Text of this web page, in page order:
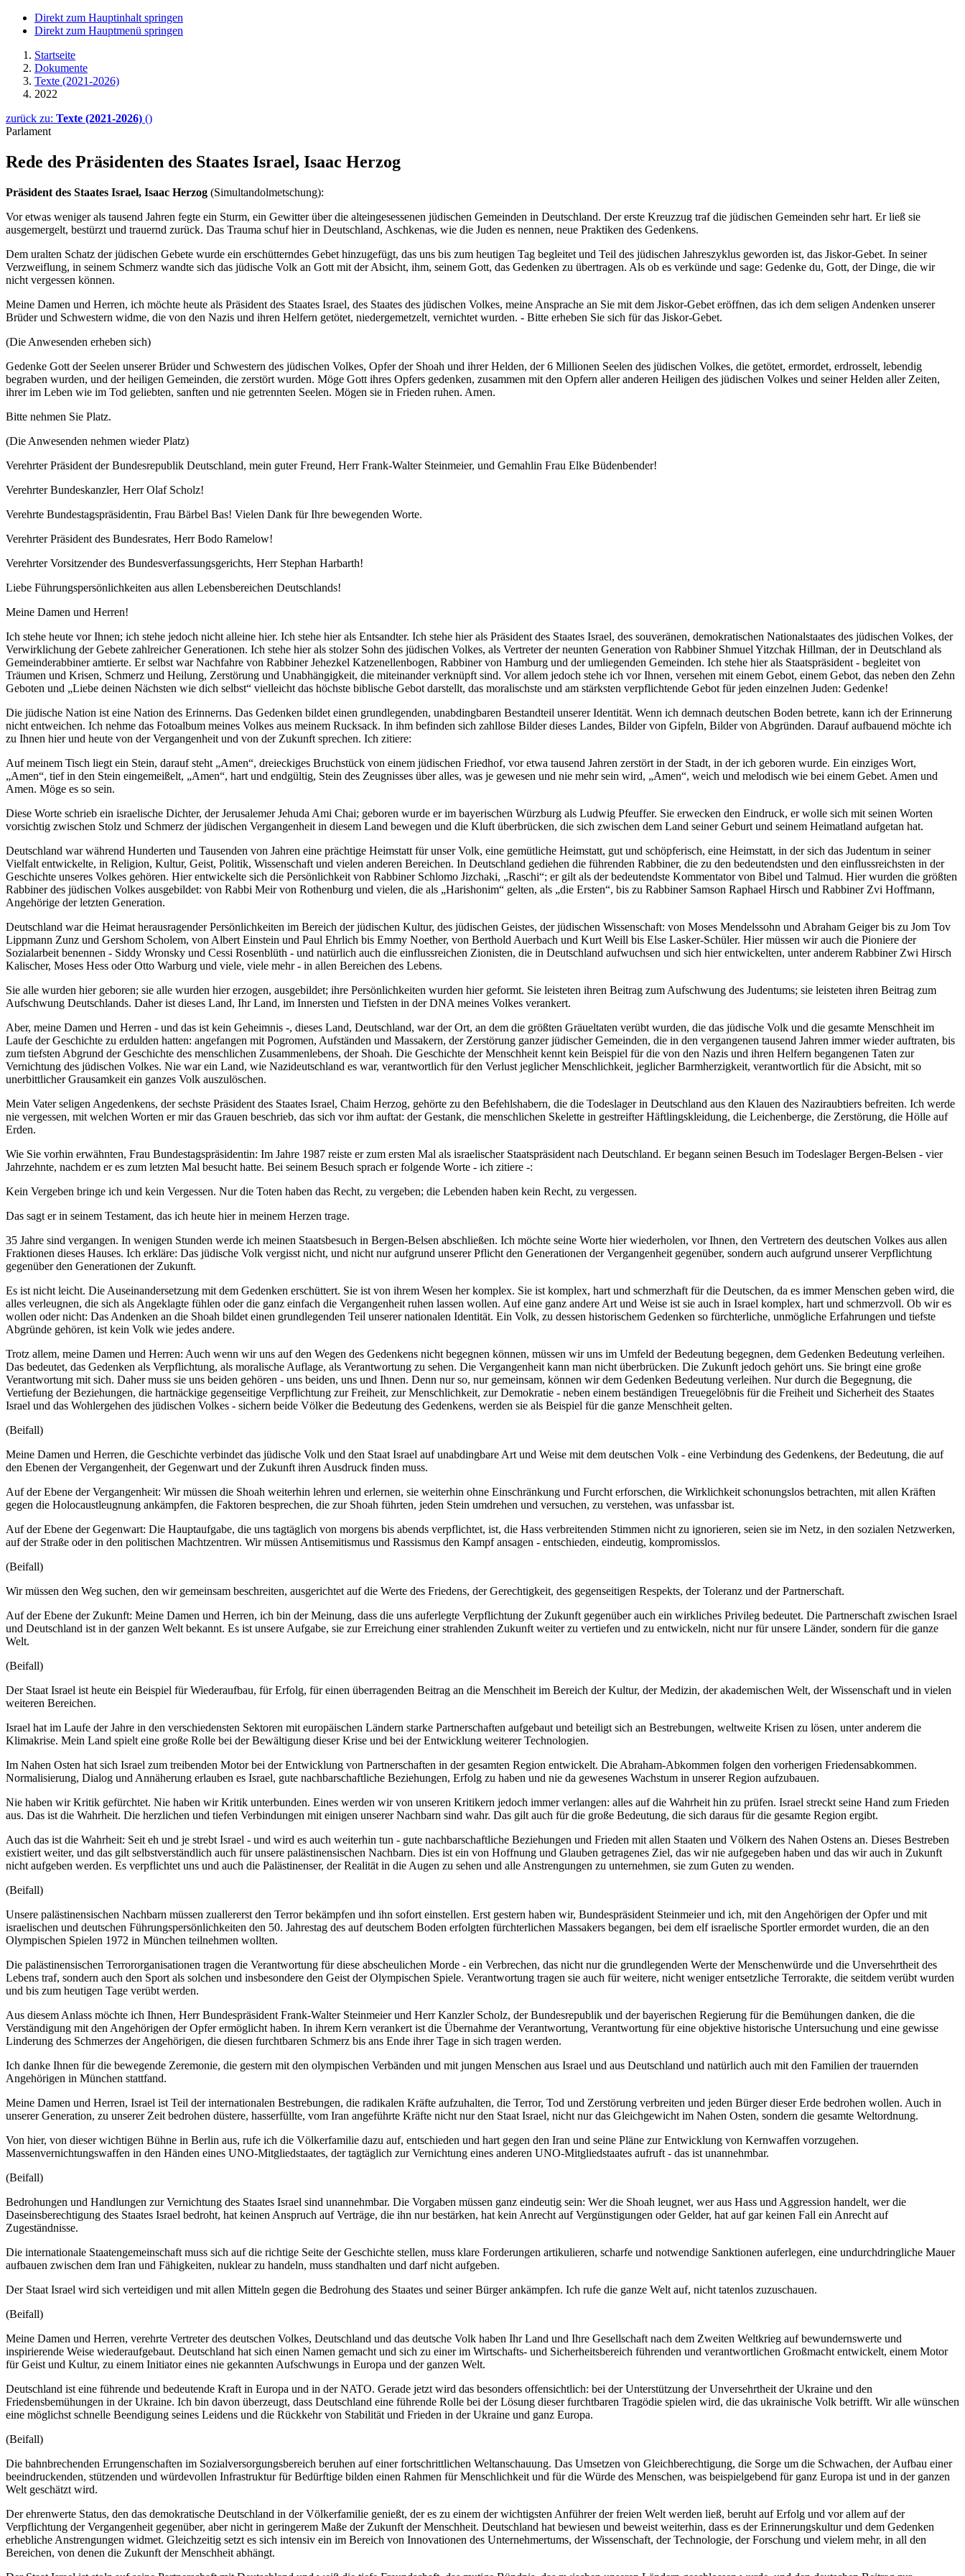
Direkt zum Hauptinhalt springen
Direkt zum Hauptmenü springen
Startseite
Dokumente
Texte (2021-2026)
2022
zurück zu: Texte (2021-2026) ()
Parlament
Rede des Präsidenten des Staates Israel, Isaac Herzog
Präsident des Staates Israel, Isaac Herzog (Simultandolmetschung):
Vor etwas weniger als tausend Jahren fegte ein Sturm, ein Gewitter über die alteingesessenen jüdischen Gemeinden in Deutschland. Der erste Kreuzzug traf die jüdischen Gemeinden sehr hart. Er ließ sie
ausgemergelt, bestürzt und trauernd zurück. Das Trauma schuf hier in Deutschland, Aschkenas, wie die Juden es nennen, neue Praktiken des Gedenkens.
Dem uralten Schatz der jüdischen Gebete wurde ein erschütterndes Gebet hinzugefügt, das uns bis zum heutigen Tag begleitet und Teil des jüdischen Jahreszyklus geworden ist, das Jiskor-Gebet. In seiner
Verzweiflung, in seinem Schmerz wandte sich das jüdische Volk an Gott mit der Absicht, ihm, seinem Gott, das Gedenken zu übertragen. Als ob es verkünde und sage: Gedenke du, Gott, der Dinge, die wir
nicht vergessen können.
Meine Damen und Herren, ich möchte heute als Präsident des Staates Israel, des Staates des jüdischen Volkes, meine Ansprache an Sie mit dem Jiskor-Gebet eröffnen, das ich dem seligen Andenken unserer
Brüder und Schwestern widme, die von den Nazis und ihren Helfern getötet, niedergemetzelt, vernichtet wurden. - Bitte erheben Sie sich für das Jiskor-Gebet.
(Die Anwesenden erheben sich)
Gedenke Gott der Seelen unserer Brüder und Schwestern des jüdischen Volkes, Opfer der Shoah und ihrer Helden, der 6 Millionen Seelen des jüdischen Volkes, die getötet, ermordet, erdrosselt, lebendig
begraben wurden, und der heiligen Gemeinden, die zerstört wurden. Möge Gott ihres Opfers gedenken, zusammen mit den Opfern aller anderen Heiligen des jüdischen Volkes und seiner Helden aller Zeiten,
ihrer im Leben wie im Tod geliebten, sanften und nie getrennten Seelen. Mögen sie in Frieden ruhen. Amen.
Bitte nehmen Sie Platz.
(Die Anwesenden nehmen wieder Platz)
Verehrter Präsident der Bundesrepublik Deutschland, mein guter Freund, Herr Frank-Walter Steinmeier, und Gemahlin Frau Elke Büdenbender!
Verehrter Bundeskanzler, Herr Olaf Scholz!
Verehrte Bundestagspräsidentin, Frau Bärbel Bas! Vielen Dank für Ihre bewegenden Worte.
Verehrter Präsident des Bundesrates, Herr Bodo Ramelow!
Verehrter Vorsitzender des Bundesverfassungsgerichts, Herr Stephan Harbarth!
Liebe Führungspersönlichkeiten aus allen Lebensbereichen Deutschlands!
Meine Damen und Herren!
Ich stehe heute vor Ihnen; ich stehe jedoch nicht alleine hier. Ich stehe hier als Entsandter. Ich stehe hier als Präsident des Staates Israel, des souveränen, demokratischen Nationalstaates des jüdischen Volkes, der
Verwirklichung der Gebete zahlreicher Generationen. Ich stehe hier als stolzer Sohn des jüdischen Volkes, als Vertreter der neunten Generation von Rabbiner Shmuel Yitzchak Hillman, der in Deutschland als
Gemeinderabbiner amtierte. Er selbst war Nachfahre von Rabbiner Jehezkel Katzenellenbogen, Rabbiner von Hamburg und der umliegenden Gemeinden. Ich stehe hier als Staatspräsident - begleitet von
Träumen und Krisen, Schmerz und Heilung, Zerstörung und Unabhängigkeit, die miteinander verknüpft sind. Vor allem jedoch stehe ich vor Ihnen, versehen mit einem Gebot, einem Gebot, das neben den Zehn
Geboten und „Liebe deinen Nächsten wie dich selbst“ vielleicht das höchste biblische Gebot darstellt, das moralischste und am stärksten verpflichtende Gebot für jeden einzelnen Juden: Gedenke!
Die jüdische Nation ist eine Nation des Erinnerns. Das Gedenken bildet einen grundlegenden, unabdingbaren Bestandteil unserer Identität. Wenn ich demnach deutschen Boden betrete, kann ich der Erinnerung
nicht entweichen. Ich nehme das Fotoalbum meines Volkes aus meinem Rucksack. In ihm befinden sich zahllose Bilder dieses Landes, Bilder von Gipfeln, Bilder von Abgründen. Darauf aufbauend möchte ich
zu Ihnen hier und heute von der Vergangenheit und von der Zukunft sprechen. Ich zitiere:
Auf meinem Tisch liegt ein Stein, darauf steht „Amen“, dreieckiges Bruchstück von einem jüdischen Friedhof, vor etwa tausend Jahren zerstört in der Stadt, in der ich geboren wurde. Ein einziges Wort,
„Amen“, tief in den Stein eingemeißelt, „Amen“, hart und endgültig, Stein des Zeugnisses über alles, was je gewesen und nie mehr sein wird, „Amen“, weich und melodisch wie bei einem Gebet. Amen und
Amen. Möge es so sein.
Diese Worte schrieb ein israelische Dichter, der Jerusalemer Jehuda Ami Chai; geboren wurde er im bayerischen Würzburg als Ludwig Pfeuffer. Sie erwecken den Eindruck, er wolle sich mit seinen Worten
vorsichtig zwischen Stolz und Schmerz der jüdischen Vergangenheit in diesem Land bewegen und die Kluft überbrücken, die sich zwischen dem Land seiner Geburt und seinem Heimatland aufgetan hat.
Deutschland war während Hunderten und Tausenden von Jahren eine prächtige Heimstatt für unser Volk, eine gemütliche Heimstatt, gut und schöpferisch, eine Heimstatt, in der sich das Judentum in seiner
Vielfalt entwickelte, in Religion, Kultur, Geist, Politik, Wissenschaft und vielen anderen Bereichen. In Deutschland gediehen die führenden Rabbiner, die zu den bedeutendsten und den einflussreichsten in der
Geschichte unseres Volkes gehören. Hier entwickelte sich die Persönlichkeit von Rabbiner Schlomo Jizchaki, „Raschi“; er gilt als der bedeutendste Kommentator von Bibel und Talmud. Hier wurden die größten
Rabbiner des jüdischen Volkes ausgebildet: von Rabbi Meir von Rothenburg und vielen, die als „Harishonim“ gelten, als „die Ersten“, bis zu Rabbiner Samson Raphael Hirsch und Rabbiner Zvi Hoffmann,
Angehörige der letzten Generation.
Deutschland war die Heimat herausragender Persönlichkeiten im Bereich der jüdischen Kultur, des jüdischen Geistes, der jüdischen Wissenschaft: von Moses Mendelssohn und Abraham Geiger bis zu Jom Tov
Lippmann Zunz und Gershom Scholem, von Albert Einstein und Paul Ehrlich bis Emmy Noether, von Berthold Auerbach und Kurt Weill bis Else Lasker-Schüler. Hier müssen wir auch die Pioniere der
Sozialarbeit benennen - Siddy Wronsky und Cessi Rosenblüth - und natürlich auch die einflussreichen Zionisten, die in Deutschland aufwuchsen und sich hier entwickelten, unter anderem Rabbiner Zwi Hirsch
Kalischer, Moses Hess oder Otto Warburg und viele, viele mehr - in allen Bereichen des Lebens.
Sie alle wurden hier geboren; sie alle wurden hier erzogen, ausgebildet; ihre Persönlichkeiten wurden hier geformt. Sie leisteten ihren Beitrag zum Aufschwung des Judentums; sie leisteten ihren Beitrag zum
Aufschwung Deutschlands. Daher ist dieses Land, Ihr Land, im Innersten und Tiefsten in der DNA meines Volkes verankert.
Aber, meine Damen und Herren - und das ist kein Geheimnis -, dieses Land, Deutschland, war der Ort, an dem die größten Gräueltaten verübt wurden, die das jüdische Volk und die gesamte Menschheit im
Laufe der Geschichte zu erdulden hatten: angefangen mit Pogromen, Aufständen und Massakern, der Zerstörung ganzer jüdischer Gemeinden, die in den vergangenen tausend Jahren immer wieder auftraten, bis
zum tiefsten Abgrund der Geschichte des menschlichen Zusammenlebens, der Shoah. Die Geschichte der Menschheit kennt kein Beispiel für die von den Nazis und ihren Helfern begangenen Taten zur
Vernichtung des jüdischen Volkes. Nie war ein Land, wie Nazideutschland es war, verantwortlich für den Verlust jeglicher Menschlichkeit, jeglicher Barmherzigkeit, verantwortlich für die Absicht, mit so
unerbittlicher Grausamkeit ein ganzes Volk auszulöschen.
Mein Vater seligen Angedenkens, der sechste Präsident des Staates Israel, Chaim Herzog, gehörte zu den Befehlshabern, die die Todeslager in Deutschland aus den Klauen des Naziraubtiers befreiten. Ich werde
nie vergessen, mit welchen Worten er mir das Grauen beschrieb, das sich vor ihm auftat: der Gestank, die menschlichen Skelette in gestreifter Häftlingskleidung, die Leichenberge, die Zerstörung, die Hölle auf
Erden.
Wie Sie vorhin erwähnten, Frau Bundestagspräsidentin: Im Jahre 1987 reiste er zum ersten Mal als israelischer Staatspräsident nach Deutschland. Er begann seinen Besuch im Todeslager Bergen-Belsen - vier
Jahrzehnte, nachdem er es zum letzten Mal besucht hatte. Bei seinem Besuch sprach er folgende Worte - ich zitiere -:
Kein Vergeben bringe ich und kein Vergessen. Nur die Toten haben das Recht, zu vergeben; die Lebenden haben kein Recht, zu vergessen.
Das sagt er in seinem Testament, das ich heute hier in meinem Herzen trage.
35 Jahre sind vergangen. In wenigen Stunden werde ich meinen Staatsbesuch in Bergen-Belsen abschließen. Ich möchte seine Worte hier wiederholen, vor Ihnen, den Vertretern des deutschen Volkes aus allen
Fraktionen dieses Hauses. Ich erkläre: Das jüdische Volk vergisst nicht, und nicht nur aufgrund unserer Pflicht den Generationen der Vergangenheit gegenüber, sondern auch aufgrund unserer Verpflichtung
gegenüber den Generationen der Zukunft.
Es ist nicht leicht. Die Auseinandersetzung mit dem Gedenken erschüttert. Sie ist von ihrem Wesen her komplex. Sie ist komplex, hart und schmerzhaft für die Deutschen, da es immer Menschen geben wird, die
alles verleugnen, die sich als Angeklagte fühlen oder die ganz einfach die Vergangenheit ruhen lassen wollen. Auf eine ganz andere Art und Weise ist sie auch in Israel komplex, hart und schmerzvoll. Ob wir es
wollen oder nicht: Das Andenken an die Shoah bildet einen grundlegenden Teil unserer nationalen Identität. Ein Volk, zu dessen historischem Gedenken so fürchterliche, unmögliche Erfahrungen und tiefste
Abgründe gehören, ist kein Volk wie jedes andere.
Trotz allem, meine Damen und Herren: Auch wenn wir uns auf den Wegen des Gedenkens nicht begegnen können, müssen wir uns im Umfeld der Bedeutung begegnen, dem Gedenken Bedeutung verleihen.
Das bedeutet, das Gedenken als Verpflichtung, als moralische Auflage, als Verantwortung zu sehen. Die Vergangenheit kann man nicht überbrücken. Die Zukunft jedoch gehört uns. Sie bringt eine große
Verantwortung mit sich. Daher muss sie uns beiden gehören - uns beiden, uns und Ihnen. Denn nur so, nur gemeinsam, können wir dem Gedenken Bedeutung verleihen. Nur durch die Begegnung, die
Vertiefung der Beziehungen, die hartnäckige gegenseitige Verpflichtung zur Freiheit, zur Menschlichkeit, zur Demokratie - neben einem beständigen Treuegelöbnis für die Freiheit und Sicherheit des Staates
Israel und das Wohlergehen des jüdischen Volkes - sichern beide Völker die Bedeutung des Gedenkens, werden sie als Beispiel für die ganze Menschheit gelten.
(Beifall)
Meine Damen und Herren, die Geschichte verbindet das jüdische Volk und den Staat Israel auf unabdingbare Art und Weise mit dem deutschen Volk - eine Verbindung des Gedenkens, der Bedeutung, die auf
den Ebenen der Vergangenheit, der Gegenwart und der Zukunft ihren Ausdruck finden muss.
Auf der Ebene der Vergangenheit: Wir müssen die Shoah weiterhin lehren und erlernen, sie weiterhin ohne Einschränkung und Furcht erforschen, die Wirklichkeit schonungslos betrachten, mit allen Kräften
gegen die Holocaustleugnung ankämpfen, die Faktoren besprechen, die zur Shoah führten, jeden Stein umdrehen und versuchen, zu verstehen, was unfassbar ist.
Auf der Ebene der Gegenwart: Die Hauptaufgabe, die uns tagtäglich von morgens bis abends verpflichtet, ist, die Hass verbreitenden Stimmen nicht zu ignorieren, seien sie im Netz, in den sozialen Netzwerken,
auf der Straße oder in den politischen Machtzentren. Wir müssen Antisemitismus und Rassismus den Kampf ansagen - entschieden, eindeutig, kompromisslos.
(Beifall)
Wir müssen den Weg suchen, den wir gemeinsam beschreiten, ausgerichtet auf die Werte des Friedens, der Gerechtigkeit, des gegenseitigen Respekts, der Toleranz und der Partnerschaft.
Auf der Ebene der Zukunft: Meine Damen und Herren, ich bin der Meinung, dass die uns auferlegte Verpflichtung der Zukunft gegenüber auch ein wirkliches Privileg bedeutet. Die Partnerschaft zwischen Israel
und Deutschland ist in der ganzen Welt bekannt. Es ist unsere Aufgabe, sie zur Erreichung einer strahlenden Zukunft weiter zu vertiefen und zu entwickeln, nicht nur für unsere Länder, sondern für die ganze
Welt.
(Beifall)
Der Staat Israel ist heute ein Beispiel für Wiederaufbau, für Erfolg, für einen überragenden Beitrag an die Menschheit im Bereich der Kultur, der Medizin, der akademischen Welt, der Wissenschaft und in vielen
weiteren Bereichen.
Israel hat im Laufe der Jahre in den verschiedensten Sektoren mit europäischen Ländern starke Partnerschaften aufgebaut und beteiligt sich an Bestrebungen, weltweite Krisen zu lösen, unter anderem die
Klimakrise. Mein Land spielt eine große Rolle bei der Bewältigung dieser Krise und bei der Entwicklung weiterer Technologien.
Im Nahen Osten hat sich Israel zum treibenden Motor bei der Entwicklung von Partnerschaften in der gesamten Region entwickelt. Die Abraham-Abkommen folgen den vorherigen Friedensabkommen.
Normalisierung, Dialog und Annäherung erlauben es Israel, gute nachbarschaftliche Beziehungen, Erfolg zu haben und nie da gewesenes Wachstum in unserer Region aufzubauen.
Nie haben wir Kritik gefürchtet. Nie haben wir Kritik unterbunden. Eines werden wir von unseren Kritikern jedoch immer verlangen: alles auf die Wahrheit hin zu prüfen. Israel streckt seine Hand zum Frieden
aus. Das ist die Wahrheit. Die herzlichen und tiefen Verbindungen mit einigen unserer Nachbarn sind wahr. Das gilt auch für die große Bedeutung, die sich daraus für die gesamte Region ergibt.
Auch das ist die Wahrheit: Seit eh und je strebt Israel - und wird es auch weiterhin tun - gute nachbarschaftliche Beziehungen und Frieden mit allen Staaten und Völkern des Nahen Ostens an. Dieses Bestreben
existiert weiter, und das gilt selbstverständlich auch für unsere palästinensischen Nachbarn. Dies ist ein von Hoffnung und Glauben getragenes Ziel, das wir nie aufgegeben haben und das wir auch in Zukunft
nicht aufgeben werden. Es verpflichtet uns und auch die Palästinenser, der Realität in die Augen zu sehen und alle Anstrengungen zu unternehmen, sie zum Guten zu wenden.
(Beifall)
Unsere palästinensischen Nachbarn müssen zuallererst den Terror bekämpfen und ihn sofort einstellen. Erst gestern haben wir, Bundespräsident Steinmeier und ich, mit den Angehörigen der Opfer und mit
israelischen und deutschen Führungspersönlichkeiten den 50. Jahrestag des auf deutschem Boden erfolgten fürchterlichen Massakers begangen, bei dem elf israelische Sportler ermordet wurden, die an den
Olympischen Spielen 1972 in München teilnehmen wollten.
Die palästinensischen Terrororganisationen tragen die Verantwortung für diese abscheulichen Morde - ein Verbrechen, das nicht nur die grundlegenden Werte der Menschenwürde und die Unversehrtheit des
Lebens traf, sondern auch den Sport als solchen und insbesondere den Geist der Olympischen Spiele. Verantwortung tragen sie auch für weitere, nicht weniger entsetzliche Terrorakte, die seitdem verübt wurden
und bis zum heutigen Tage verübt werden.
Aus diesem Anlass möchte ich Ihnen, Herr Bundespräsident Frank-Walter Steinmeier und Herr Kanzler Scholz, der Bundesrepublik und der bayerischen Regierung für die Bemühungen danken, die die
Verständigung mit den Angehörigen der Opfer ermöglicht haben. In ihrem Kern verankert ist die Übernahme der Verantwortung, Verantwortung für eine objektive historische Untersuchung und eine gewisse
Linderung des Schmerzes der Angehörigen, die diesen furchtbaren Schmerz bis ans Ende ihrer Tage in sich tragen werden.
Ich danke Ihnen für die bewegende Zeremonie, die gestern mit den olympischen Verbänden und mit jungen Menschen aus Israel und aus Deutschland und natürlich auch mit den Familien der trauernden
Angehörigen in München stattfand.
Meine Damen und Herren, Israel ist Teil der internationalen Bestrebungen, die radikalen Kräfte aufzuhalten, die Terror, Tod und Zerstörung verbreiten und jeden Bürger dieser Erde bedrohen wollen. Auch in
unserer Generation, zu unserer Zeit bedrohen düstere, hasserfüllte, vom Iran angeführte Kräfte nicht nur den Staat Israel, nicht nur das Gleichgewicht im Nahen Osten, sondern die gesamte Weltordnung.
Von hier, von dieser wichtigen Bühne in Berlin aus, rufe ich die Völkerfamilie dazu auf, entschieden und hart gegen den Iran und seine Pläne zur Entwicklung von Kernwaffen vorzugehen.
Massenvernichtungswaffen in den Händen eines UNO-Mitgliedstaates, der tagtäglich zur Vernichtung eines anderen UNO-Mitgliedstaates aufruft - das ist unannehmbar.
(Beifall)
Bedrohungen und Handlungen zur Vernichtung des Staates Israel sind unannehmbar. Die Vorgaben müssen ganz eindeutig sein: Wer die Shoah leugnet, wer aus Hass und Aggression handelt, wer die
Daseinsberechtigung des Staates Israel bedroht, hat keinen Anspruch auf Verträge, die ihn nur bestärken, hat kein Anrecht auf Vergünstigungen oder Gelder, hat auf gar keinen Fall ein Anrecht auf
Zugeständnisse.
Die internationale Staatengemeinschaft muss sich auf die richtige Seite der Geschichte stellen, muss klare Forderungen artikulieren, scharfe und notwendige Sanktionen auferlegen, eine undurchdringliche Mauer
aufbauen zwischen dem Iran und Fähigkeiten, nuklear zu handeln, muss standhalten und darf nicht aufgeben.
Der Staat Israel wird sich verteidigen und mit allen Mitteln gegen die Bedrohung des Staates und seiner Bürger ankämpfen. Ich rufe die ganze Welt auf, nicht tatenlos zuzuschauen.
(Beifall)
Meine Damen und Herren, verehrte Vertreter des deutschen Volkes, Deutschland und das deutsche Volk haben Ihr Land und Ihre Gesellschaft nach dem Zweiten Weltkrieg auf bewundernswerte und
inspirierende Weise wiederaufgebaut. Deutschland hat sich einen Namen gemacht und sich zu einer im Wirtschafts- und Sicherheitsbereich führenden und verantwortlichen Großmacht entwickelt, einem Motor
für Geist und Kultur, zu einem Initiator eines nie gekannten Aufschwungs in Europa und der ganzen Welt.
Deutschland ist eine führende und bedeutende Kraft in Europa und in der NATO. Gerade jetzt wird das besonders offensichtlich: bei der Unterstützung der Unversehrtheit der Ukraine und den
Friedensbemühungen in der Ukraine. Ich bin davon überzeugt, dass Deutschland eine führende Rolle bei der Lösung dieser furchtbaren Tragödie spielen wird, die das ukrainische Volk betrifft. Wir alle wünschen
eine möglichst schnelle Beendigung seines Leidens und die Rückkehr von Stabilität und Frieden in der Ukraine und ganz Europa.
(Beifall)
Die bahnbrechenden Errungenschaften im Sozialversorgungsbereich beruhen auf einer fortschrittlichen Weltanschauung. Das Umsetzen von Gleichberechtigung, die Sorge um die Schwachen, der Aufbau einer
beeindruckenden, stützenden und würdevollen Infrastruktur für Bedürftige bilden einen Rahmen für Menschlichkeit und für die Würde des Menschen, was beispielgebend für ganz Europa ist und in der ganzen
Welt geschätzt wird.
Der ehrenwerte Status, den das demokratische Deutschland in der Völkerfamilie genießt, der es zu einem der wichtigsten Anführer der freien Welt werden ließ, beruht auf Erfolg und vor allem auf der
Verpflichtung der Vergangenheit gegenüber, aber nicht in geringerem Maße der Zukunft der Menschheit. Deutschland hat bewiesen und beweist weiterhin, dass es der Erinnerungskultur und dem Gedenken
erhebliche Anstrengungen widmet. Gleichzeitig setzt es sich intensiv ein im Bereich von Innovationen des Unternehmertums, der Wissenschaft, der Technologie, der Forschung und vielem mehr, in all den
Bereichen, von denen die Zukunft der Menschheit abhängt.